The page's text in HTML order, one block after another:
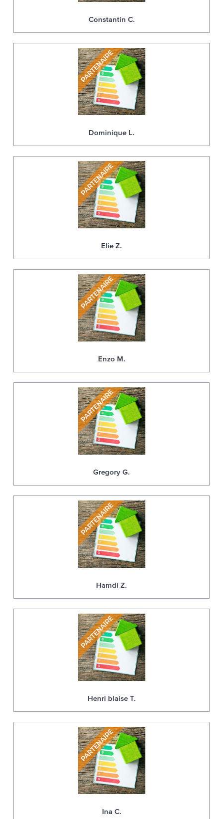
Constantin C.
Dominique L.
Elie Z.
Enzo M.
Gregory G.
Hamdi Z.
Henri blaise T.
Ina C.